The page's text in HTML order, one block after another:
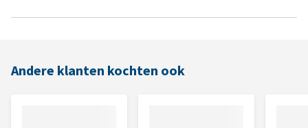
Andere klanten kochten ook